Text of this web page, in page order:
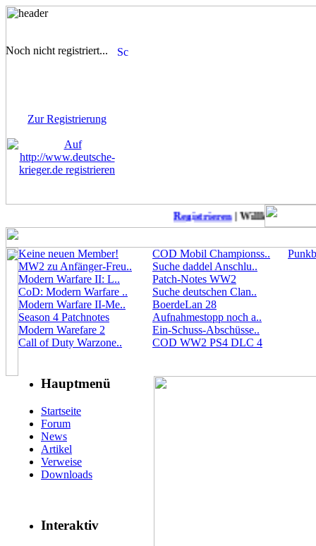
Registrieren| Willkommen auf
Keine neuen Member!
MW2 zu Anfänger-Freu..
Modern Warfare II: L..
CoD: Modern Warfare ..
Modern Warfare II-Me..
Season 4 Patchnotes
Modern Warefare 2
Call of Duty Warzone..
COD Mobil Championss..
Suche daddel Anschlu..
Patch-Notes WW2
Suche deutschen Clan..
BoerdeLan 28
Aufnahmestopp noch a..
Ein-Schuss-Abschüsse..
COD WW2 PS4 DLC 4
Hauptmenü
Startseite
Forum
News
Artikel
Verweise
Downloads
Interaktiv
Noch nicht registriert...
Zur Registrierung